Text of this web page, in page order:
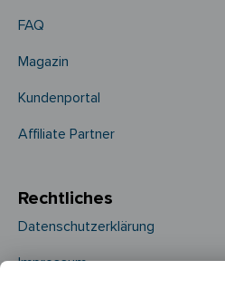
FAQ
Magazin
Kundenportal
Affiliate Partner
Rechtliches
Datenschutzerklärung
Impressum